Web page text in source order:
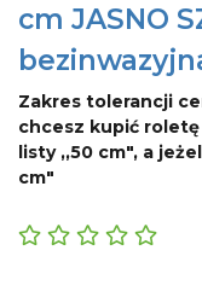
cm JASNO
Zakres tolerancji
chcesz kupić
listy ,,50 cm", a
cm"